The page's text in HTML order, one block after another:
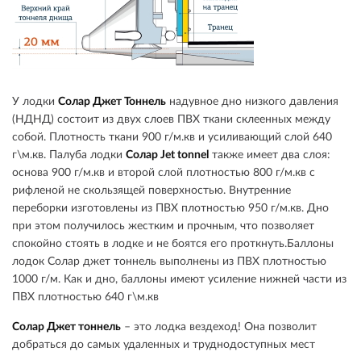
У лодки Солар Джет Тоннель надувное дно низкого давления
(НДНД) состоит из двух слоев ПВХ ткани склеенных между
собой. Плотность ткани 900 г/м.кв и усиливающий слой 640
г\м.кв. Палуба лодки Солар Jet tonnel также имеет два слоя:
основа 900 г/м.кв и второй слой плотностью 800 г/м.кв с
рифленой не скользящей поверхностью. Внутренние
переборки изготовлены из ПВХ плотностью 950 г/м.кв. Дно
при этом получилось жестким и прочным, что позволяет
спокойно стоять в лодке и не боятся его проткнуть.Баллоны
лодок Солар джет тоннель выполнены из ПВХ плотностью
1000 г/м. Как и дно, баллоны имеют усиление нижней части из
ПВХ плотностью 640 г\м.кв
Солар Джет тоннель – это лодка вездеход! Она позволит
добраться до самых удаленных и труднодоступных мест